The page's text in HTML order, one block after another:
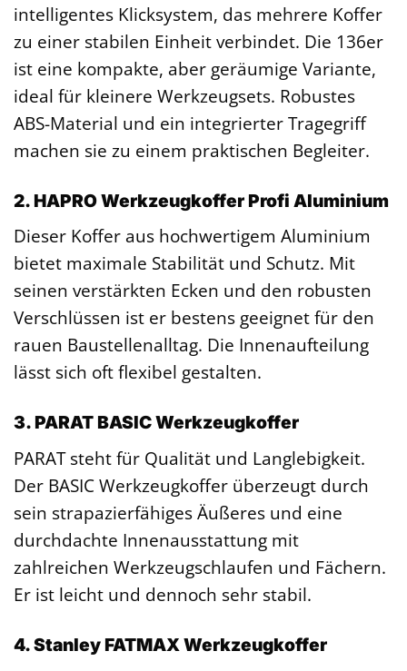
intelligentes Klicksystem, das mehrere Koffer
zu einer stabilen Einheit verbindet. Die 136er
ist eine kompakte, aber geräumige Variante,
ideal für kleinere Werkzeugsets. Robustes
ABS-Material und ein integrierter Tragegriff
machen sie zu einem praktischen Begleiter.
2. HAPRO Werkzeugkoffer Profi Aluminium
Dieser Koffer aus hochwertigem Aluminium
bietet maximale Stabilität und Schutz. Mit
seinen verstärkten Ecken und den robusten
Verschlüssen ist er bestens geeignet für den
rauen Baustellenalltag. Die Innenaufteilung
lässt sich oft flexibel gestalten.
3. PARAT BASIC Werkzeugkoffer
PARAT steht für Qualität und Langlebigkeit.
Der BASIC Werkzeugkoffer überzeugt durch
sein strapazierfähiges Äußeres und eine
durchdachte Innenausstattung mit
zahlreichen Werkzeugschlaufen und Fächern.
Er ist leicht und dennoch sehr stabil.
4. Stanley FATMAX Werkzeugkoffer